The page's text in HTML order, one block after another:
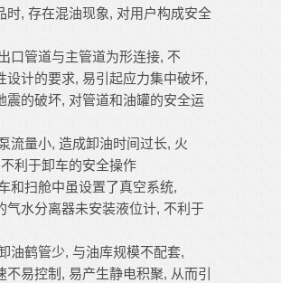
时, 存在混油现象, 对用户构成安全
口管道与主管道为形连接, 不
设计的要求, 易引起应力集中破坏,
震的破坏, 对管道和油罐的安全运
流量小, 造成卸油时间过长, 火
利于卸车的安全操作
和扫舱中虽设置了真空系统,
气水分离器未安装液位计, 不利于
油鹤管少, 与油库规模不配套,
不易控制, 易产生静电积聚, 从而引